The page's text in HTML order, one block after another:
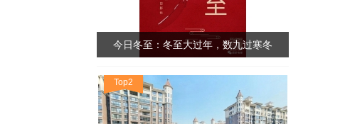
今日冬至：冬至大过年，数九过寒冬
Top2